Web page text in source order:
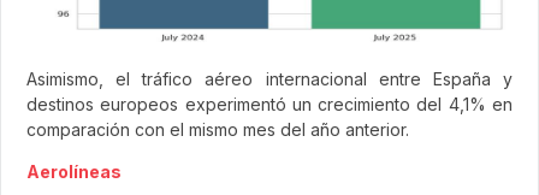
Asimismo, el tráfico aéreo internacional entre España y
destinos europeos experimentó un crecimiento del 4,1% en
comparación con el mismo mes del año anterior.
Aerolíneas